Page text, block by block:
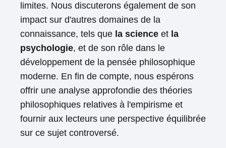
limites. Nous discuterons également de son
impact sur d'autres domaines de la
connaissance, tels que la science et la
psychologie, et de son rôle dans le
développement de la pensée philosophique
moderne. En fin de compte, nous espérons
offrir une analyse approfondie des théories
philosophiques relatives à l'empirisme et
fournir aux lecteurs une perspective équilibrée
sur ce sujet controversé.